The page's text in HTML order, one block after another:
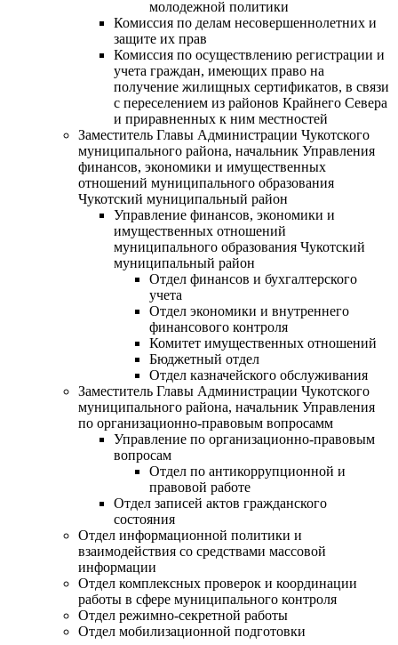
молодежной политики
Комиссия по делам несовершеннолетних и
защите их прав
Комиссия по осуществлению регистрации и
учета граждан, имеющих право на
получение жилищных сертификатов, в связи
с переселением из районов Крайнего Севера
и приравненных к ним местностей
Заместитель Главы Администрации Чукотского
муниципального района, начальник Управления
финансов, экономики и имущественных
отношений муниципального образования
Чукотский муниципальный район
Управление финансов, экономики и
имущественных отношений
муниципального образования Чукотский
муниципальный район
Отдел финансов и бухгалтерского
учета
Отдел экономики и внутреннего
финансового контроля
Комитет имущественных отношений
Бюджетный отдел
Отдел казначейского обслуживания
Заместитель Главы Администрации Чукотского
муниципального района, начальник Управления
по организационно-правовым вопросамм
Управление по организационно-правовым
вопросам
Отдел по антикоррупционной и
правовой работе
Отдел записей актов гражданского
состояния
Отдел информационной политики и
взаимодействия со средствами массовой
информации
Отдел комплексных проверок и координации
работы в сфере муниципального контроля
Отдел режимно-секретной работы
Отдел мобилизационной подготовки